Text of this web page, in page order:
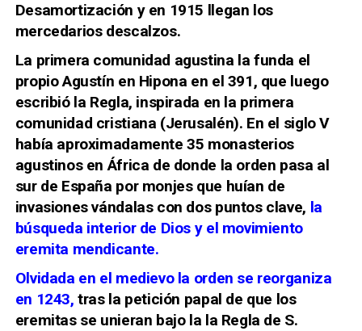
Desamortización y en 1915 llegan los
mercedarios descalzos.
La primera comunidad agustina la funda el
propio Agustín en Hipona en el 391, que luego
escribió la Regla, inspirada en la primera
comunidad cristiana (Jerusalén). En el siglo V
había aproximadamente 35 monasterios
agustinos en África de donde la orden pasa al
sur de España por monjes que huían de
invasiones vándalas con dos puntos clave, la
búsqueda interior de Dios y el movimiento
eremita mendicante.
Olvidada en el medievo la orden se reorganiza
en 1243, tras la petición papal de que los
eremitas se unieran bajo la la Regla de S.